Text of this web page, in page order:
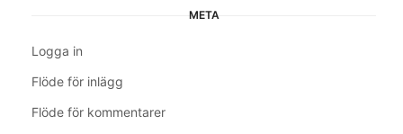
META
Logga in
Flöde för inlägg
Flöde för kommentarer